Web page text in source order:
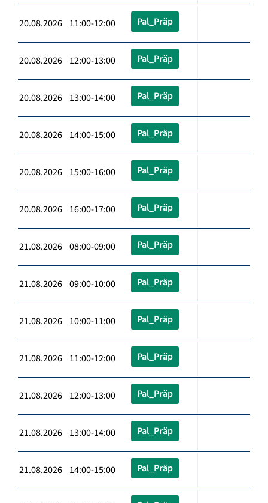
20.08.2026 11:00-12:00 Pal_Präp
20.08.2026 12:00-13:00 Pal_Präp
20.08.2026 13:00-14:00 Pal_Präp
20.08.2026 14:00-15:00 Pal_Präp
20.08.2026 15:00-16:00 Pal_Präp
20.08.2026 16:00-17:00 Pal_Präp
21.08.2026 08:00-09:00 Pal_Präp
21.08.2026 09:00-10:00 Pal_Präp
21.08.2026 10:00-11:00 Pal_Präp
21.08.2026 11:00-12:00 Pal_Präp
21.08.2026 12:00-13:00 Pal_Präp
21.08.2026 13:00-14:00 Pal_Präp
21.08.2026 14:00-15:00 Pal_Präp